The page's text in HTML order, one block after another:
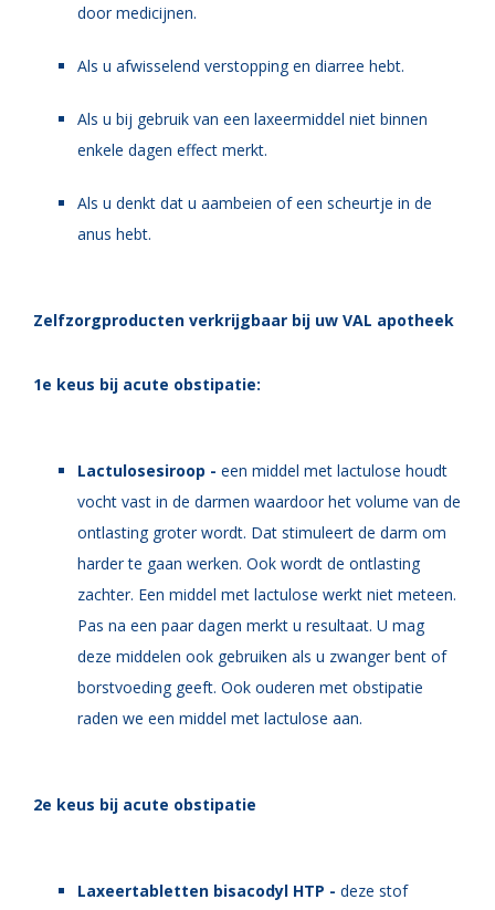
door medicijnen.
Als u afwisselend verstopping en diarree hebt.
Als u bij gebruik van een laxeermiddel niet binnen
enkele dagen effect merkt.
Als u denkt dat u aambeien of een scheurtje in de
anus hebt.
Zelfzorgproducten verkrijgbaar bij uw VAL apotheek
1e keus bij acute obstipatie:
Lactulosesiroop - een middel met lactulose houdt
vocht vast in de darmen waardoor het volume van de
ontlasting groter wordt. Dat stimuleert de darm om
harder te gaan werken. Ook wordt de ontlasting
zachter. Een middel met lactulose werkt niet meteen.
Pas na een paar dagen merkt u resultaat. U mag
deze middelen ook gebruiken als u zwanger bent of
borstvoeding geeft. Ook ouderen met obstipatie
raden we een middel met lactulose aan.
2e keus bij acute obstipatie
Laxeertabletten bisacodyl HTP - deze stof